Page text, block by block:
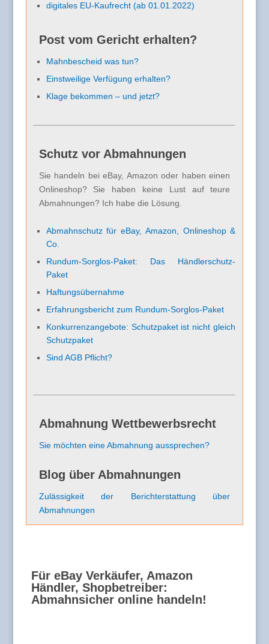
digitales EU-Kaufrecht (ab 01.01.2022)
Post vom Gericht erhalten?
Mahnbescheid was tun?
Einstweilige Verfügung erhalten?
Klage bekommen – und jetzt?
Schutz vor Abmahnungen
Sie handeln bei eBay, Amazon oder haben einen
Onlineshop? Sie haben keine Lust auf teure
Abmahnungen? Ich habe die Lösung.
Abmahnschutz für eBay, Amazon, Onlineshop &
Co.
Rundum-Sorglos-Paket: Das Händlerschutz-
Paket
Haftungsübernahme
Erfahrungsbericht zum Rundum-Sorglos-Paket
Konkurrenzangebote: Schutzpaket ist nicht gleich
Schutzpaket
Sind AGB Pflicht?
Abmahnung Wettbewerbsrecht
Sie möchten eine Abmahnung aussprechen?
Blog über Abmahnungen
Zulässigkeit der Berichterstattung über
Abmahnungen
Für eBay Verkäufer, Amazon
Händler, Shopbetreiber:
Abmahnsicher online handeln!